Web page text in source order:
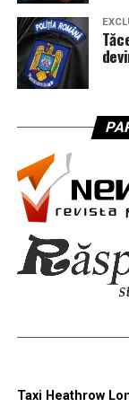
Taxi Heathrow